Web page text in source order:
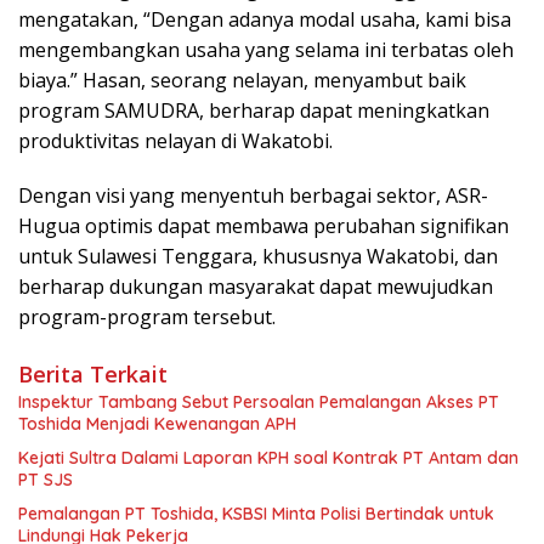
mengatakan, “Dengan adanya modal usaha, kami bisa
mengembangkan usaha yang selama ini terbatas oleh
biaya.” Hasan, seorang nelayan, menyambut baik
program SAMUDRA, berharap dapat meningkatkan
produktivitas nelayan di Wakatobi.
Dengan visi yang menyentuh berbagai sektor, ASR-
Hugua optimis dapat membawa perubahan signifikan
untuk Sulawesi Tenggara, khususnya Wakatobi, dan
berharap dukungan masyarakat dapat mewujudkan
program-program tersebut.
Berita Terkait
Inspektur Tambang Sebut Persoalan Pemalangan Akses PT
Toshida Menjadi Kewenangan APH
Kejati Sultra Dalami Laporan KPH soal Kontrak PT Antam dan
PT SJS
Pemalangan PT Toshida, KSBSI Minta Polisi Bertindak untuk
Lindungi Hak Pekerja